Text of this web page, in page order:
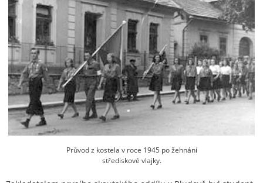
Průvod z kostela v roce 1945 po žehnání
střediskové vlajky.